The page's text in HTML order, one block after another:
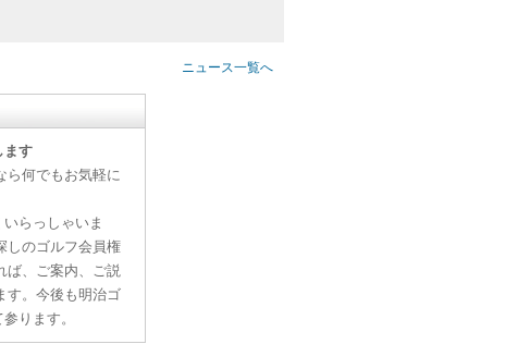
ニュース一覧へ
ます
ら何でもお気軽に
らっしゃいま
しのゴルフ会員権
ば、ご案内、ご説
す。今後も明治ゴ
ります。